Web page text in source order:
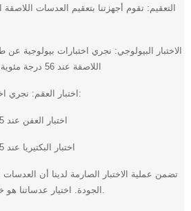
اللاصقة عند 56 درجة مئوية لمدة 48 ساعة لضمان جودتها
3. اختبار العقم: نجري اختبارات العقم على مرحلتين:
a) اختبار العفن عند 35 درجة مئوية لمدة 14 يومًا
b) اختبار البكتيريا عند 25 درجة مئوية لمدة 14 يومًا
تضمن عملية الاختبار الصارمة لدينا أن العدسات
الجودة. اختيار عدساتنا هو خيارك الأفضل للجودة والسلامة.